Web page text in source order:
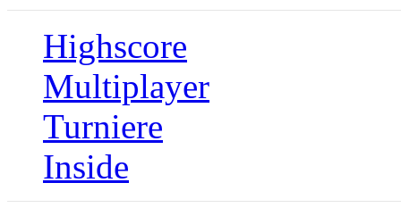
Highscore
Multiplayer
Turniere
Inside